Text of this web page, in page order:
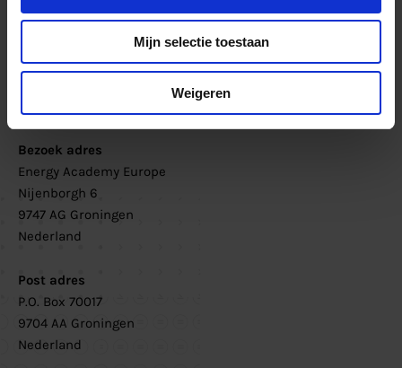
Mijn selectie toestaan
Weigeren
Ma-Do: 8:30-17:00 uur
Vrijdag: 8:30-11:00 uur
Bezoek adres
Energy Academy Europe
Nijenborgh 6
9747 AG Groningen
Nederland
Post adres
P.O. Box 70017
9704 AA Groningen
Nederland